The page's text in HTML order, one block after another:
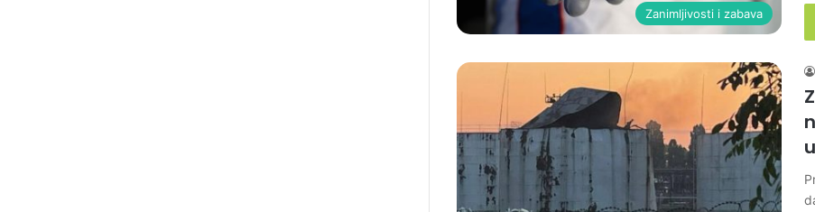
Zanimljivosti i zabava